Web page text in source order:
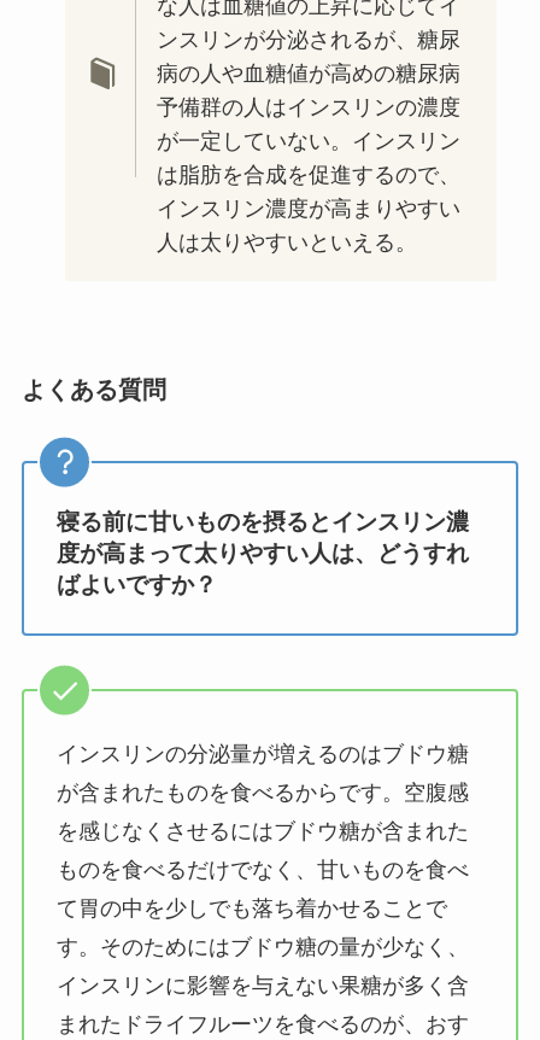
な人は血糖値の上昇に応じてイ
ンスリンが分泌されるが、糖尿
病の人や血糖値が高めの糖尿病
予備群の人はインスリンの濃度
が一定していない。インスリン
は脂肪を合成を促進するので、
インスリン濃度が高まりやすい
人は太りやすいといえる。
よくある質問
寝る前に甘いものを摂るとインスリン濃
度が高まって太りやすい人は、どうすれ
ばよいですか？
インスリンの分泌量が増えるのはブドウ糖
が含まれたものを食べるからです。空腹感
を感じなくさせるにはブドウ糖が含まれた
ものを食べるだけでなく、甘いものを食べ
て胃の中を少しでも落ち着かせることで
す。そのためにはブドウ糖の量が少なく、
インスリンに影響を与えない果糖が多く含
まれたドライフルーツを食べるのが、おす